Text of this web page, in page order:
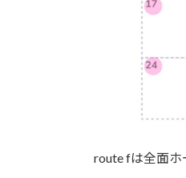
route fは全面ホ